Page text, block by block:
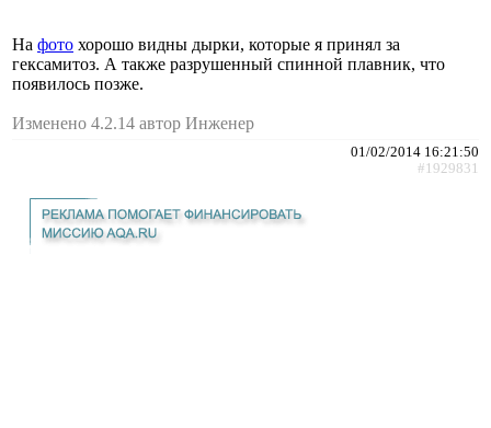
На фото хорошо видны дырки, которые я принял за
гексамитоз. А также разрушенный спинной плавник, что
появилось позже.
Изменено 4.2.14 автор Инженер
01/02/2014 16:21:50
#1929831